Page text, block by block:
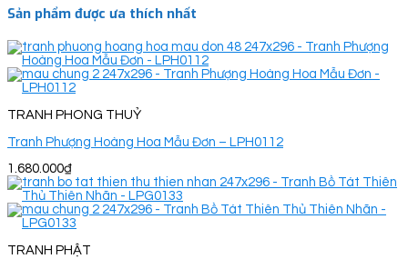
Sản phẩm được ưa thích nhất
TRANH PHONG THUỶ
Tranh Phượng Hoàng Hoa Mẫu Đơn – LPH0112
1.680.000₫
TRANH PHẬT